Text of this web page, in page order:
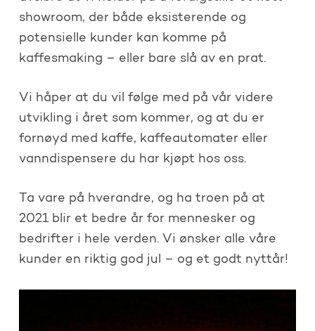
showroom, der både eksisterende og
potensielle kunder kan komme på
kaffesmaking – eller bare slå av en prat.
Vi håper at du vil følge med på vår videre
utvikling i året som kommer, og at du er
fornøyd med kaffe, kaffeautomater eller
vanndispensere du har kjøpt hos oss.
Ta vare på hverandre, og ha troen på at
2021 blir et bedre år for mennesker og
bedrifter i hele verden. Vi ønsker alle våre
kunder en riktig god jul – og et godt nyttår!